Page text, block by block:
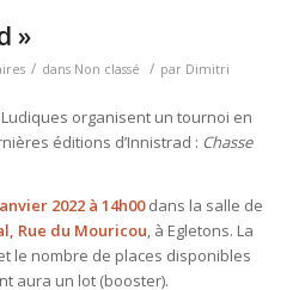
»
/ dans Non classé / par Dimitri
organisent un tournoi en
éditions d’Innistrad : Chasse
2022 à 14h00dans la salle de
Rue du Mouricou, à Egletons. La
le nombre de places disponibles
aura un lot (booster).